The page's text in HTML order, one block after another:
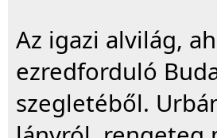
Az igazi alvilág,
ezredforduló
szegletéből.